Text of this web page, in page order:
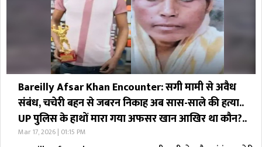
Bareilly Afsar Khan Encounter: सगी मामी से अवैध
संबंध, चचेरी बहन से जबरन निकाह अब सास-साले की हत्या..
UP पुलिस के हाथों मारा गया अफसर खान आखिर था कौन?..
Mar 17, 2026 | 01:15 PM